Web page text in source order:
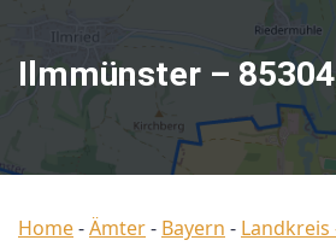
Ilmmünster – 85304
Home-Ämter- Bayern -